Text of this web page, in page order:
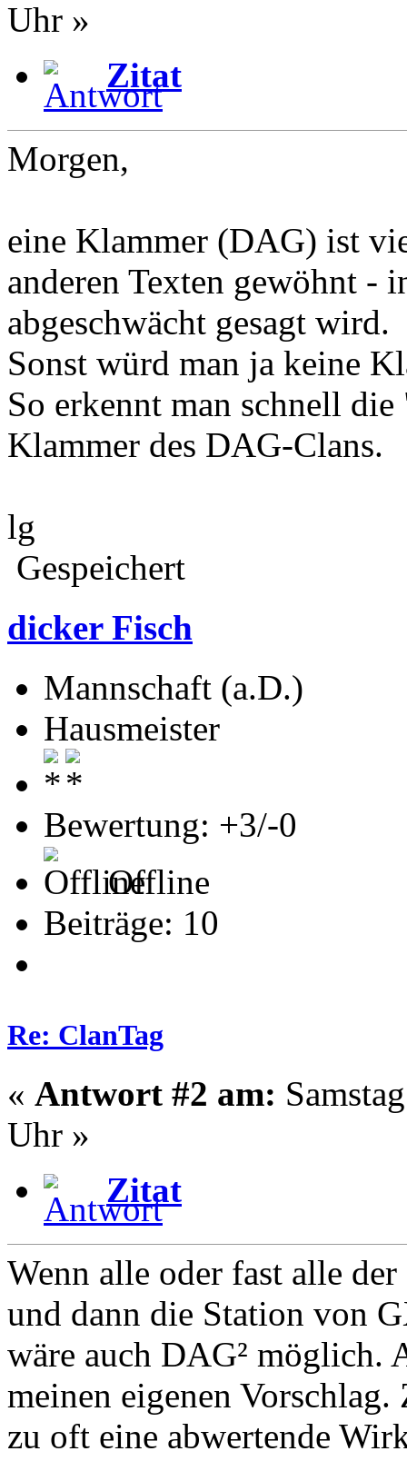
Uhr »
Zitat
Morgen,
eine Klammer (DAG) ist
anderen Texten gewöhnt -
abgeschwächt gesagt wird.
Sonst würd man ja keine
So erkennt man schnell
Klammer des DAG-Clans.
lg
Gespeichert
dicker Fisch
Mannschaft (a.D.)
Hausmeister
Bewertung: +3/-0
Offline
Beiträge: 10
Re: ClanTag
« Antwort #2 am:
Uhr »
Zitat
Wenn alle oder fast alle
und dann die Station von
wäre auch DAG² möglich.
meinen eigenen
zu oft eine abwertende